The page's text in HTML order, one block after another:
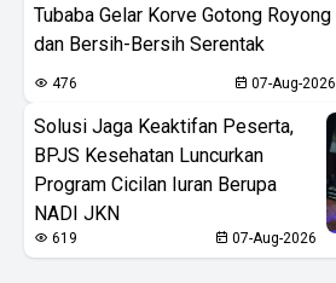
Tubaba Gelar Korve Gotong Royong
dan Bersih-Bersih Serentak
476 07-Aug-2026
Solusi Jaga Keaktifan Peserta,
BPJS Kesehatan Luncurkan
Program Cicilan Iuran Berupa
NADI JKN
619 07-Aug-2026